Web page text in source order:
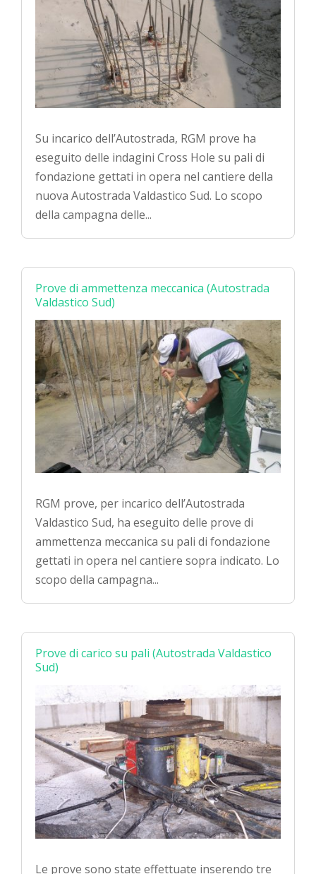
Su incarico dell’Autostrada, RGM prove ha
eseguito delle indagini Cross Hole su pali di
fondazione gettati in opera nel cantiere della
nuova Autostrada Valdastico Sud. Lo scopo
della campagna delle...
Prove di ammettenza meccanica (Autostrada
Valdastico Sud)
RGM prove, per incarico dell’Autostrada
Valdastico Sud, ha eseguito delle prove di
ammettenza meccanica su pali di fondazione
gettati in opera nel cantiere sopra indicato. Lo
scopo della campagna...
Prove di carico su pali (Autostrada Valdastico
Sud)
Le prove sono state effettuate inserendo tre